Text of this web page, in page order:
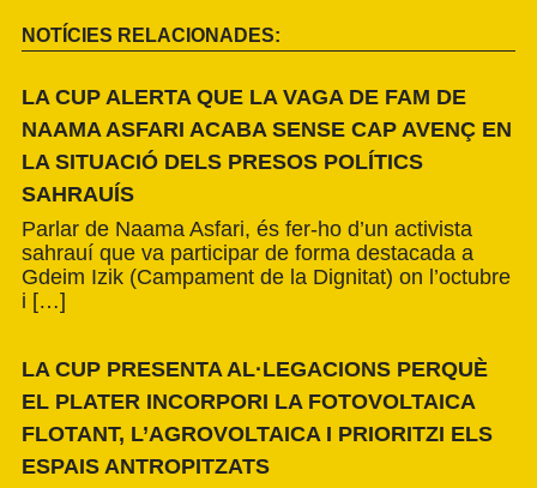
NOTÍCIES RELACIONADES:
LA CUP ALERTA QUE LA VAGA DE FAM DE
NAAMA ASFARI ACABA SENSE CAP AVENÇ EN
LA SITUACIÓ DELS PRESOS POLÍTICS
SAHRAUÍS
Parlar de Naama Asfari, és fer-ho d’un activista
sahrauí que va participar de forma destacada a
Gdeim Izik (Campament de la Dignitat) on l’octubre
i […]
LA CUP PRESENTA AL·LEGACIONS PERQUÈ
EL PLATER INCORPORI LA FOTOVOLTAICA
FLOTANT, L’AGROVOLTAICA I PRIORITZI ELS
ESPAIS ANTROPITZATS